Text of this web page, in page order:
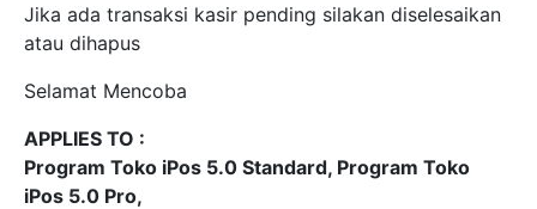
Jika ada transaksi kasir pending silakan diselesaikan
atau dihapus
Selamat Mencoba
APPLIES TO :
Program Toko iPos 5.0 Standard, Program Toko
iPos 5.0 Pro,